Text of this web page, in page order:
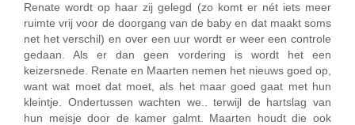
Renate wordt op haar zij gelegd (zo komt er nét iets meer
ruimte vrij voor de doorgang van de baby en dat maakt soms
net het verschil) en over een uur wordt er weer een controle
gedaan. Als er dan geen vordering is wordt het een
keizersnede. Renate en Maarten nemen het nieuws goed op,
want wat moet dat moet, als het maar goed gaat met hun
kleintje. Ondertussen wachten we.. terwijl de hartslag van
hun meisje door de kamer galmt. Maarten houdt die ook